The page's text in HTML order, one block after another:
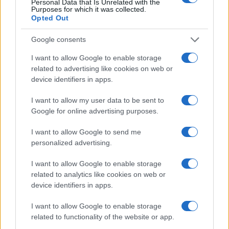
Personal Data that Is Unrelated with the
Purposes for which it was collected.
Opted Out
Google consents
I want to allow Google to enable storage
related to advertising like cookies on web or
device identifiers in apps.
I want to allow my user data to be sent to
Google for online advertising purposes.
I want to allow Google to send me
personalized advertising.
I want to allow Google to enable storage
related to analytics like cookies on web or
device identifiers in apps.
I want to allow Google to enable storage
related to functionality of the website or app.
Novembro
de 2022
$
1,76
$ 1,58 $ 1,94
Dezembro
de 2022
$
1,97
$ 1,66 12%
Previsão de preços para 2023
Encontro Preço Mínimo Máximo
% De
mensal
2,17
Fevereiro
$
$ 2,14
Março de
$
$ 2,30 $ 2,83 $ 2,57